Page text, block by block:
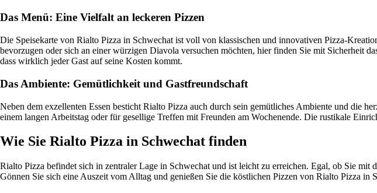
Das Menü: Eine Vielfalt an leckeren Pizzen
Die Speisekarte von Rialto Pizza in Schwechat ist voll von klassischen und innovativen Pizza-
bevorzugen oder sich an einer würzigen Diavola versuchen möchten, hier finden Sie mit Sicherheit
dass wirklich jeder Gast auf seine Kosten kommt.
Das Ambiente: Gemütlichkeit und Gastfreundschaft
Neben dem exzellenten Essen besticht Rialto Pizza auch durch sein gemütliches Ambiente und die
einem langen Arbeitstag oder für gesellige Treffen mit Freunden am Wochenende. Die rustikale
Wie Sie Rialto Pizza in Schwechat finden
Rialto Pizza befindet sich in zentraler Lage in Schwechat und ist leicht zu erreichen. Egal, ob Sie
Gönnen Sie sich eine Auszeit vom Alltag und genießen Sie die köstlichen Pizzen von Rialto Pizza in